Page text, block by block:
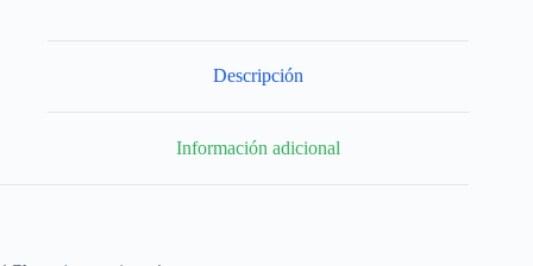
Descripción
Información adicional